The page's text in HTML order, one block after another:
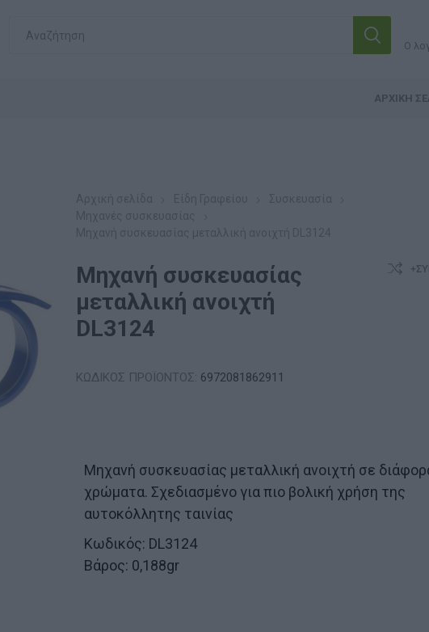
Ο
ΑΡΧΙΚΉ
Μηχανή συσκευασίας
μεταλλική ανοιχτή
DL3124
ΚΩΔΙΚΟΣ ΠΡΟΪΟΝΤΟΣ: 6972081862911
Μηχανή συσκευασίας μεταλλική ανοιχτή σε
χρώματα. Σχεδιασμένο για πιο βολική χρήση της
αυτοκόλλητης ταινίας
Κωδικός: DL3124
Βάρος: 0,188gr